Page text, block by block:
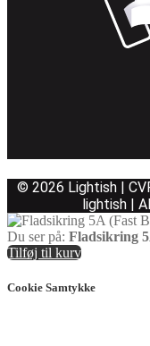
© 2026 Lightish |
lightish |
Du ser på: Fladsikring
Tilføj til kurv
Cookie Samtykke